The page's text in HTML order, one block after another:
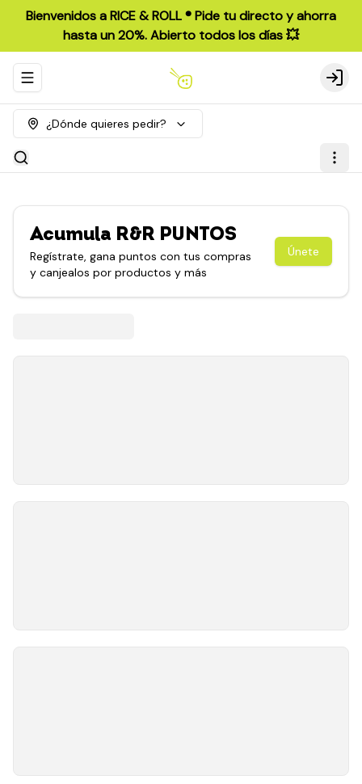
Bienvenidos a RICE & ROLL ®️ Pide tu directo y ahorra
hasta un 20%. Abierto todos los días 💥
Abrir menu de navegación Login
¿Dónde quieres pedir?
Acumula R&R PUNTOS
Regístrate, gana puntos con tus compras
y canjealos por productos y más
Únete